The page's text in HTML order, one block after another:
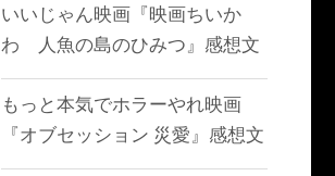
いいじゃん映画『映画ちいか
わ 人魚の島のひみつ』感想文
もっと本気でホラーやれ映画
『オブセッション 災愛』感想文